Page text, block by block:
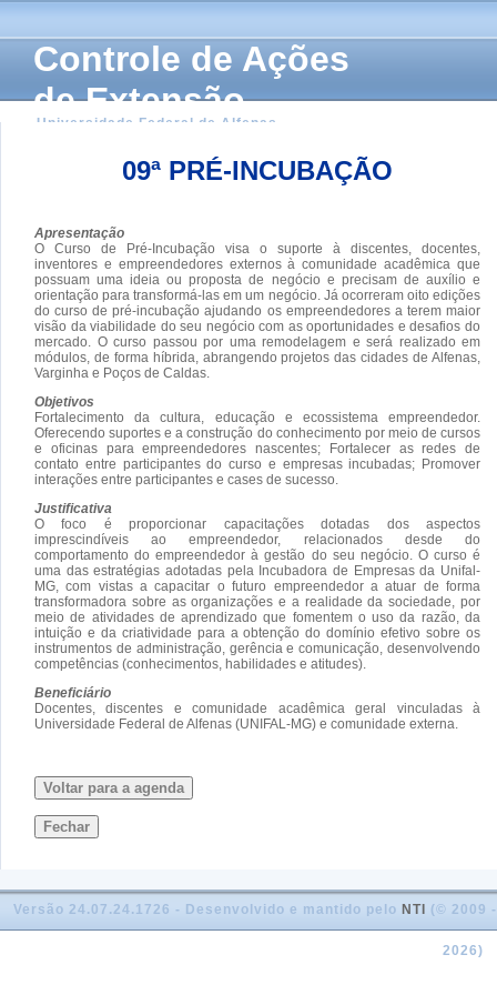
Controle de Ações
de Extensão
Universidade Federal de Alfenas
09ª PRÉ-INCUBAÇÃO
Apresentação
O Curso de Pré-Incubação visa o suporte à discentes, docentes,
inventores e empreendedores externos à comunidade acadêmica que
possuam uma ideia ou proposta de negócio e precisam de auxílio e
orientação para transformá-las em um negócio. Já ocorreram oito edições
do curso de pré-incubação ajudando os empreendedores a terem maior
visão da viabilidade do seu negócio com as oportunidades e desafios do
mercado. O curso passou por uma remodelagem e será realizado em
módulos, de forma híbrida, abrangendo projetos das cidades de Alfenas,
Varginha e Poços de Caldas.
Objetivos
Fortalecimento da cultura, educação e ecossistema empreendedor.
Oferecendo suportes e a construção do conhecimento por meio de cursos
e oficinas para empreendedores nascentes; Fortalecer as redes de
contato entre participantes do curso e empresas incubadas; Promover
interações entre participantes e cases de sucesso.
Justificativa
O foco é proporcionar capacitações dotadas dos aspectos
imprescindíveis ao empreendedor, relacionados desde do
comportamento do empreendedor à gestão do seu negócio. O curso é
uma das estratégias adotadas pela Incubadora de Empresas da Unifal-
MG, com vistas a capacitar o futuro empreendedor a atuar de forma
transformadora sobre as organizações e a realidade da sociedade, por
meio de atividades de aprendizado que fomentem o uso da razão, da
intuição e da criatividade para a obtenção do domínio efetivo sobre os
instrumentos de administração, gerência e comunicação, desenvolvendo
competências (conhecimentos, habilidades e atitudes).
Beneficiário
Docentes, discentes e comunidade acadêmica geral vinculadas à
Universidade Federal de Alfenas (UNIFAL-MG) e comunidade externa.
Voltar para a agenda
Fechar
Versão 24.07.24.1726 - Desenvolvido e mantido pelo NTI (© 2009 -
2026)